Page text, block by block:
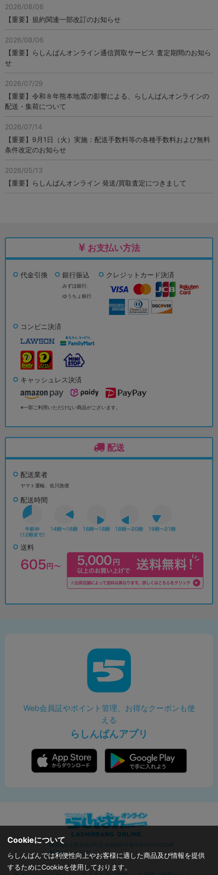
2026/08/06
【重要】規約関連一部改訂のお知らせ
2026/08/06
【重要】らしんばんオンライン通信買取サービス 査定期間のお知ら
せ
2026/07/29
【重要】令和８年熊本地震の影響による、らしんばんオンラインの
配送・集荷について
2026/07/14
【重要】9月1日（火）実施：配送手数料等の各種手数料および無料
条件改定のお知らせ
2026/05/13
【重要】らしんばんオンライン 発送/買取査定につきまして
お支払い方法
代金引換 銀行振込
みずほ銀行、
ゆうちょ銀行
クレジットカード決済
コンビニ決済
キャッシュレス決済
※一部ご利用いただけない商品がございます。
配送
配送業者
ヤマト運輸、佐川急便
配送時間
送料
Web会員証やポイント管理、お得なクーポンも使
える
らしんばんアプリ
東京都公安委員会許可済 古物商許可番号305500206246
株式会社らしんばん
Cookieについて
らしんばんでは利便性向上やお客様に適した商品及び情報を提供
するためにCookieを使用しております。